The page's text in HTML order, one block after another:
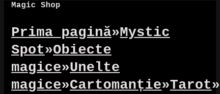
Magic Shop
Prima pagină»Mystic
Spot»Obiecte
magice»Unelte
magice»Cartomanție»Tarot»